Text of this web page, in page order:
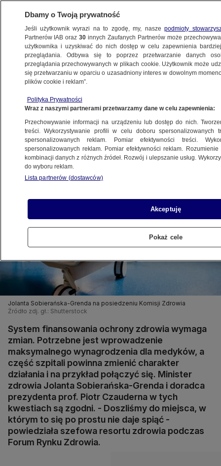
ZDROWIE
ZDROWIE
"Musi być coś za coś"
21.10.2025, 13:11
Posłuchaj artykułu
Czyta lektor AI
Jolanta Sobierańska-Grenda na posiedzeniu Komisji Zdrowia
Źródło zdj. gł.: Shutterstock
System finansowania ochrony zdrowia wymaga
zmian. Potrzebne jest wprowadzenie
maksymalnego wynagrodzenia dla medyków, a
część szpitali powinna zmienić charakter
działania i na przykład połączyć się. Minister
zdrowia Jolanta Sobierańska-Grenda i doradca
prezydenta prof. Piotr Czauderna w tych
kwestiach są zgodni. - Doszliśmy do miejsca, w
którym to się po prostu nie daje spiąć -
powiedziała szefowa resortu zdrowia podczas
Forum Rynku Zdrowia.
Dbamy o Twoją prywatność
Jeśli użytkownik wyrazi na to zgodę, my, naszepodmioty
Partnerów IAB oraz30 innych Zaufanych Partnerów może
użytkownika i uzyskiwać do nich dostęp w celu zapewnienia
przeglądania. Odbywa się to poprzez przetwarzanie danych
przeglądania przechowywanych w plikach cookie. Użytkownik może
się przetwarzaniu w oparciu o uzasadniony interes w dowolnym
plików cookie i reklam”.
Polityka Prywatności
Wraz z naszymi partnerami przetwarzamy dane w celu zapewnienia:
Przechowywanie informacji na urządzeniu lub dostęp do nich.
treści. Wykorzystywanie profili w celu doboru spersonalizowanych
spersonalizowanych reklam. Pomiar efektywności treści.
spersonalizowanych reklam. Pomiar efektywności reklam.
kombinacji danych z różnych źródeł. Rozwój i ulepszanie usług.
do wyboru reklam.
Lista partnerów (dostawców)
Akceptuję
Pokaż cele